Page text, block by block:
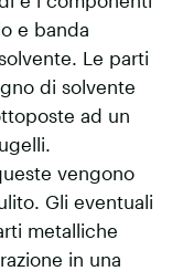
e banda
Le parti
di solvente
ad un
vengono
Gli eventuali
metalliche
in una